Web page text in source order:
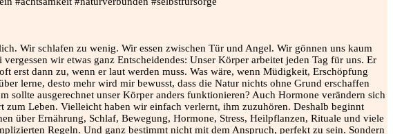
Wir schlafen zu wenig. Wir essen zwischen Tür und Angel. Wir gönnen uns kaum
wir etwas ganz Entscheidendes: Unser Körper arbeitet jeden Tag für uns. Er
erst dann zu, wenn er laut werden muss. Was wäre, wenn Müdigkeit, Erschöpfung
lerne, desto mehr wird mir bewusst, dass die Natur nichts ohne Grund erschaffen
sollte ausgerechnet unser Körper anders funktionieren? Auch Hormone verändern sich
Leben. Vielleicht haben wir einfach verlernt, ihm zuzuhören. Deshalb beginnt
über Ernährung, Schlaf, Bewegung, Hormone, Stress, Heilpflanzen, Rituale und viele
Regeln. Und ganz bestimmt nicht mit dem Anspruch, perfekt zu sein. Sondern